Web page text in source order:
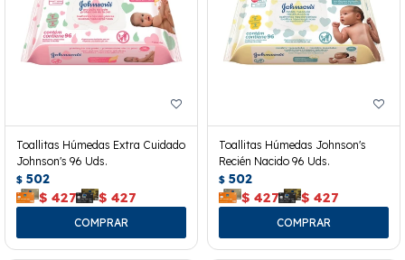
Toallitas Húmedas Extra Cuidado
Johnson's 96 Uds.
$ 502
$ 427 $ 427
Toallitas Húmedas Johnson's
Recién Nacido 96 Uds.
$ 502
$ 427 $ 427